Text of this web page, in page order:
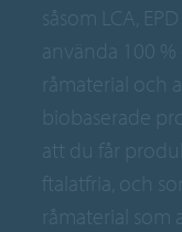
såsom LCA,
använda 100
råmaterial och
biobaserade
att du får
ftalatfria, och
råmaterial som